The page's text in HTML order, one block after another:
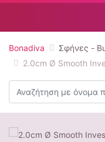
Bonadiva Σφήνες -
2.0cm Ø Smooth
Αναζήτηση